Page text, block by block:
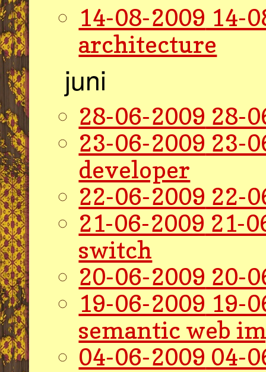
14-08-2009 14-
architecture
juni
28-06-2009 28-
23-06-2009 23-
developer
22-06-2009 22-
21-06-2009 21-
switch
20-06-2009 20-
19-06-2009 19-
semantic web
04-06-2009 04-